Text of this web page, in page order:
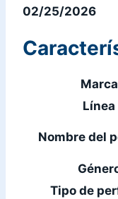
02/25/2026
Marca
Línea
Nombre del
Tipo de